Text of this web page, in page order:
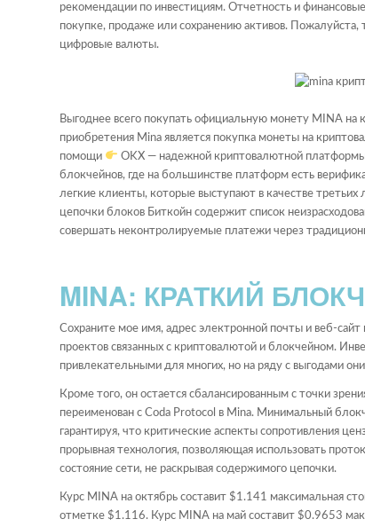
рекомендации по инвестициям. Отчетность и
покупке, продаже или сохранению активов. Пожалуйста,
цифровые валюты.
Выгоднее всего покупать официальную монету MINA
приобретения Mina является покупка монеты на
помощи
OKX ― надежной криптовалютной
блокчейнов, где на большинстве платформ есть
легкие клиенты, которые выступают в качестве
цепочки блоков Биткойн содержит список
совершать неконтролируемые платежи через
MINA: КРАТКИЙ
Сохраните мое имя, адрес электронной почты и веб-
проектов связанных с криптовалютой и блокчейном.
привлекательными для многих, но на ряду с выгодами
Кроме того, он остается сбалансированным с точки
переименован с Coda Protocol в Mina. Минимальный
гарантируя, что критические аспекты сопротивления
прорывная технология, позволяющая использовать
состояние сети, не раскрывая содержимого цепочки.
Курс MINA на октябрь составит $1.141 максимальная
отметке $1.116. Курс MINA на май составит $0.9653